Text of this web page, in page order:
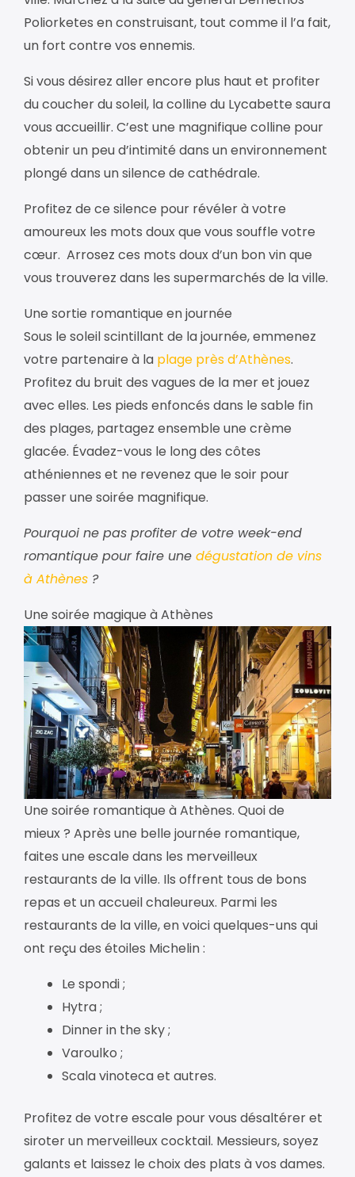
Poliorketes en construisant, tout comme il l’a fait,
un fort contre vos ennemis.
Si vous désirez aller encore plus haut et profiter
du coucher du soleil, la colline du Lycabette saura
vous accueillir. C’est une magnifique colline pour
obtenir un peu d’intimité dans un environnement
plongé dans un silence de cathédrale.
Profitez de ce silence pour révéler à votre
amoureux les mots doux que vous souffle votre
cœur. Arrosez ces mots doux d’un bon vin que
vous trouverez dans les supermarchés de la ville.
Une sortie romantique en journée
Sous le soleil scintillant de la journée, emmenez
votre partenaire à la plage près d’Athènes.
Profitez du bruit des vagues de la mer et jouez
avec elles. Les pieds enfoncés dans le sable fin
des plages, partagez ensemble une crème
glacée. Évadez-vous le long des côtes
athéniennes et ne revenez que le soir pour
passer une soirée magnifique.
Pourquoi ne pas profiter de votre week-end
romantique pour faire une dégustation de vins
à Athènes ?
Une soirée magique à Athènes
Une soirée romantique à Athènes. Quoi de
mieux ? Après une belle journée romantique,
faites une escale dans les merveilleux
restaurants de la ville. Ils offrent tous de bons
repas et un accueil chaleureux. Parmi les
restaurants de la ville, en voici quelques-uns qui
ont reçu des étoiles Michelin :
Le spondi ;
Hytra ;
Dinner in the sky ;
Varoulko ;
Scala vinoteca et autres.
Profitez de votre escale pour vous désaltérer et
siroter un merveilleux cocktail. Messieurs, soyez
galants et laissez le choix des plats à vos dames.